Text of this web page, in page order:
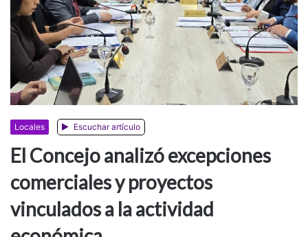
Locales Escuchar artículo
El Concejo analizó excepciones
comerciales y proyectos
vinculados a la actividad